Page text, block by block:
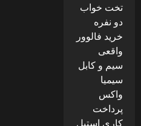
تخت خواب
دو نفره
خرید فالوور
واقعی
سیم و کابل
سیمیا
واکس
پرداخت
کاری استیل